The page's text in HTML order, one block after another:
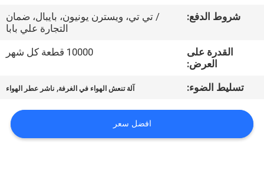
جولة
المعمل
مراقبة
الجودة
شروط الدفع:
/ تي تي، ويسترن يونيون، بايبال، ضمان
التجارة علي بابا
القدرة على
العرض:
10000 قطعة كل شهر
تسليط الضوء: آلة تنعش الهواء في الغرفة, ناشر عطر الهواء
افضل سعر